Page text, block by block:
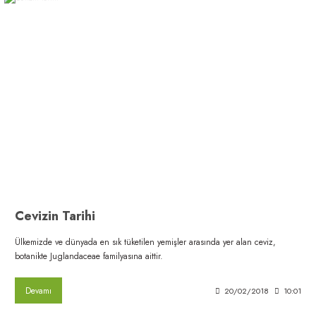
Cevizin Tarihi
Ülkemizde ve dünyada en sık tüketilen yemişler arasında yer alan ceviz,
botanikte Juglandaceae familyasına aittir.
Devamı 20/02/2018 10:01